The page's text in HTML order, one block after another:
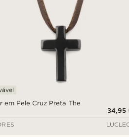
em Pele Cruz Preta The
34,95